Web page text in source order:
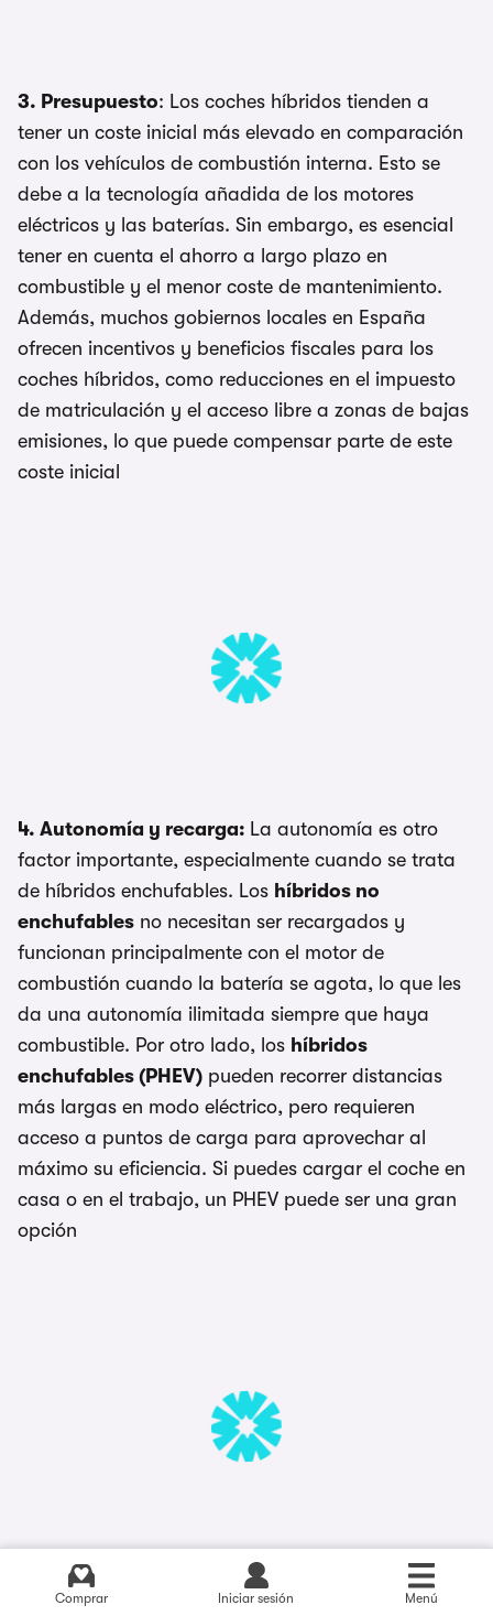
Comprar Iniciar sesión Menú
3. Presupuesto: Los coches híbridos tienden a
tener un coste inicial más elevado en comparación
con los vehículos de combustión interna. Esto se
debe a la tecnología añadida de los motores
eléctricos y las baterías. Sin embargo, es esencial
tener en cuenta el ahorro a largo plazo en
combustible y el menor coste de mantenimiento.
Además, muchos gobiernos locales en España
ofrecen incentivos y beneficios fiscales para los
coches híbridos, como reducciones en el impuesto
de matriculación y el acceso libre a zonas de bajas
emisiones, lo que puede compensar parte de este
coste inicial​
4. Autonomía y recarga: La autonomía es otro
factor importante, especialmente cuando se trata
de híbridos enchufables. Los híbridos no
enchufables no necesitan ser recargados y
funcionan principalmente con el motor de
combustión cuando la batería se agota, lo que les
da una autonomía ilimitada siempre que haya
combustible. Por otro lado, los híbridos
enchufables (PHEV) pueden recorrer distancias
más largas en modo eléctrico, pero requieren
acceso a puntos de carga para aprovechar al
máximo su eficiencia. Si puedes cargar el coche en
casa o en el trabajo, un PHEV puede ser una gran
opción
5. Espacio y comodidad:Las baterías que